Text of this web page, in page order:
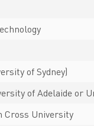
of Sydney)
of Adelaide or
Cross University